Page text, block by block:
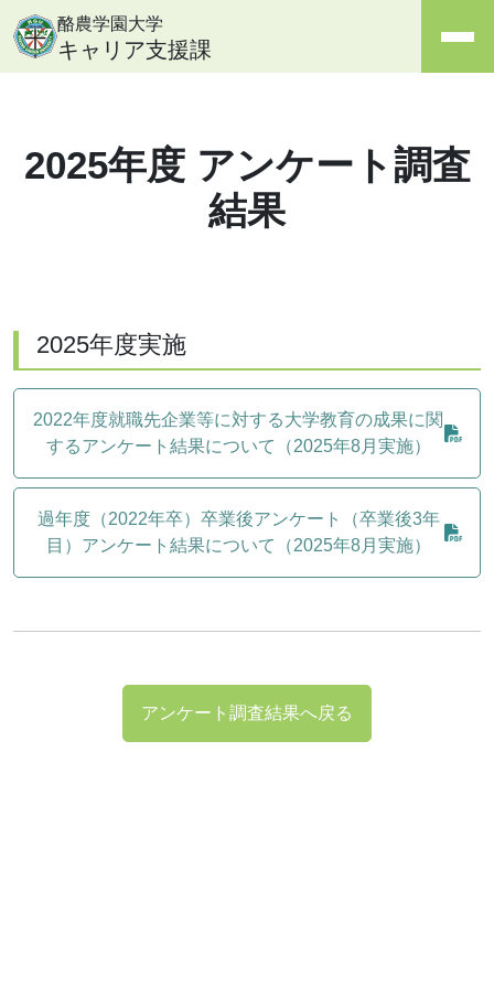
酪農学園大学
キャリア支援課
2025年度 アンケート調査
結果
2025年度実施
2022年度就職先企業等に対する大学教育の成果に関
するアンケート結果について（2025年8月実施）
過年度（2022年卒）卒業後アンケート（卒業後3年
目）アンケート結果について（2025年8月実施）
アンケート調査結果へ戻る